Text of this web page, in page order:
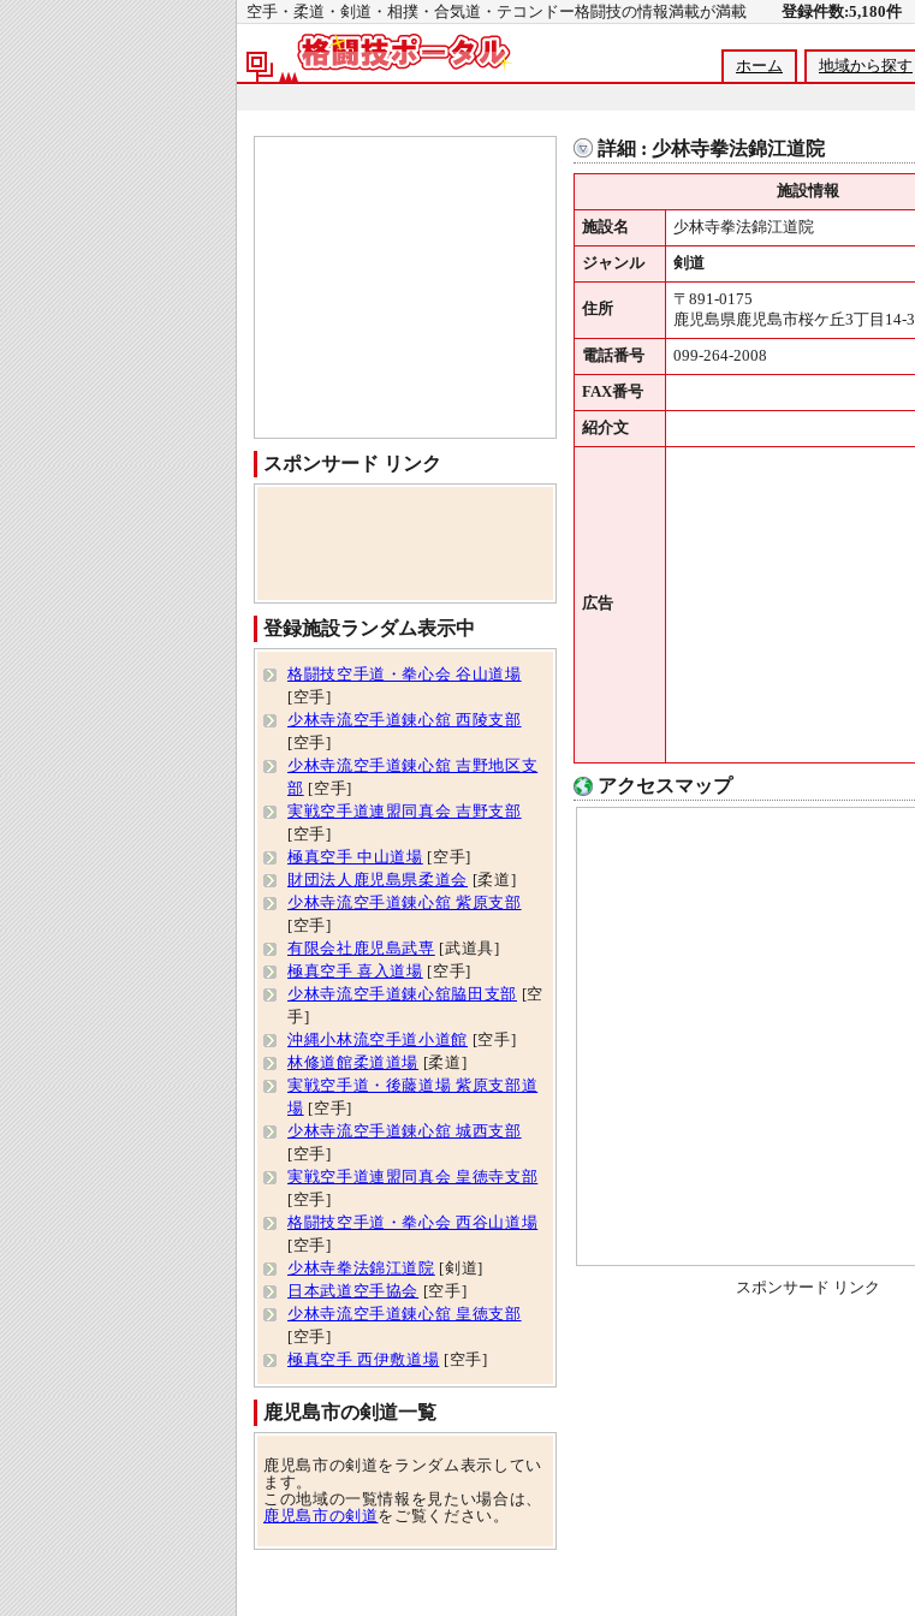
空手・柔道・剣道・相撲・合気道・テコンドー格闘技の情報満載が満載 登録件数:5,180件
ホーム 地域から探す
詳細 : 少林寺拳法錦江道院
施設情報
施設名 少林寺拳法錦江道院
ジャンル 剣道
住所
〒891-0175
鹿児島県鹿児島市桜ケ丘3丁目14-3
電話番号 099-264-2008
FAX番号
紹介文
広告
アクセスマップ
スポンサード リンク
スポンサード リンク
登録施設ランダム表示中
格闘技空手道・拳心会 谷山道場
[空手]
少林寺流空手道錬心舘 西陵支部
[空手]
少林寺流空手道錬心舘 吉野地区支
部 [空手]
実戦空手道連盟同真会 吉野支部
[空手]
極真空手 中山道場 [空手]
財団法人鹿児島県柔道会 [柔道]
少林寺流空手道錬心舘 紫原支部
[空手]
有限会社鹿児島武専 [武道具]
極真空手 喜入道場 [空手]
少林寺流空手道錬心舘脇田支部 [空
手]
沖縄小林流空手道小道館 [空手]
林修道館柔道道場 [柔道]
実戦空手道・後藤道場 紫原支部道
場 [空手]
少林寺流空手道錬心舘 城西支部
[空手]
実戦空手道連盟同真会 皇徳寺支部
[空手]
格闘技空手道・拳心会 西谷山道場
[空手]
少林寺拳法錦江道院 [剣道]
日本武道空手協会 [空手]
少林寺流空手道錬心舘 皇徳支部
[空手]
極真空手 西伊敷道場 [空手]
鹿児島市の剣道一覧
鹿児島市の剣道をランダム表示してい
ます。
この地域の一覧情報を見たい場合は、
鹿児島市の剣道をご覧ください。